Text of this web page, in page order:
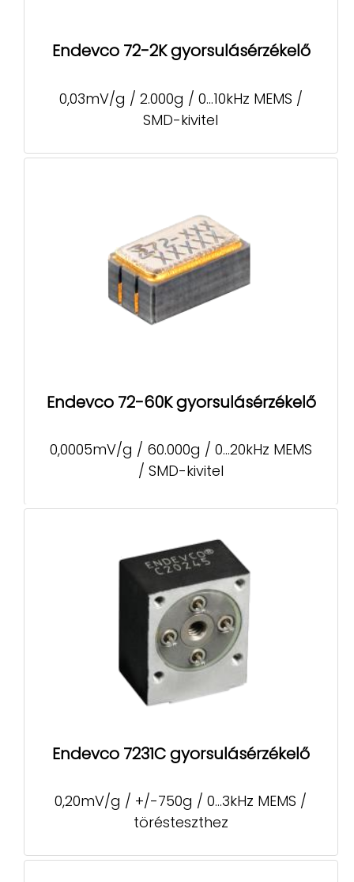
Endevco 72-2K gyorsulásérzékelő
0,03mV/g / 2.000g / 0...10kHz MEMS /
SMD-kivitel
Endevco 72-60K gyorsulásérzékelő
0,0005mV/g / 60.000g / 0...20kHz MEMS
/ SMD-kivitel
Endevco 7231C gyorsulásérzékelő
0,20mV/g / +/-750g / 0...3kHz MEMS /
törésteszthez